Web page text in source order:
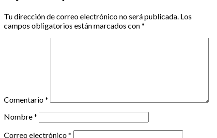
Tu dirección de correo electrónico no será publicada. Los
campos obligatorios están marcados con*
Comentario*
Nombre*
Correo electrónico*